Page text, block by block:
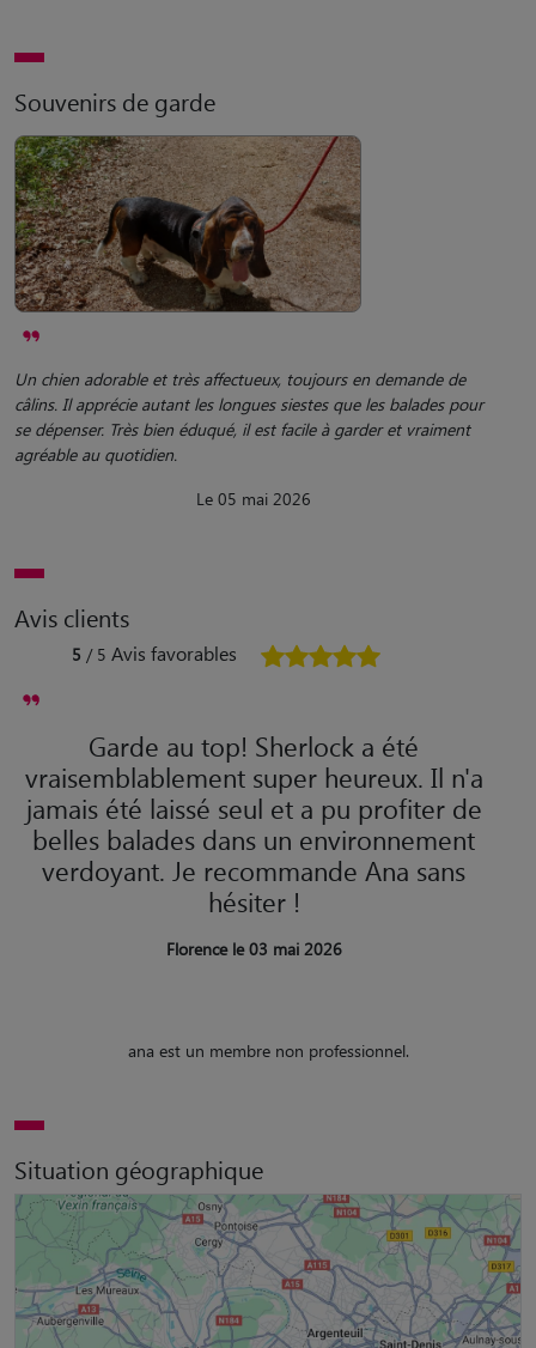
Souvenirs de garde
Un chien adorable et très affectueux, toujours en demande de
câlins. Il apprécie autant les longues siestes que les balades pour
se dépenser. Très bien éduqué, il est facile à garder et vraiment
agréable au quotidien.
Le 05 mai 2026
Avis clients
5 / 5 Avis favorables
Garde au top! Sherlock a été
vraisemblablement super heureux. Il n'a
jamais été laissé seul et a pu profiter de
belles balades dans un environnement
verdoyant. Je recommande Ana sans
hésiter !
Florence le 03 mai 2026
ana est un membre non professionnel.
Situation géographique